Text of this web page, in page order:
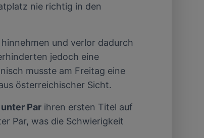
nie richtig in den
und verlor dadurch
jedoch eine
musste am Freitag eine
österreichischer Sicht.
Par ihren ersten Titel auf
Par, was die Schwierigkeit